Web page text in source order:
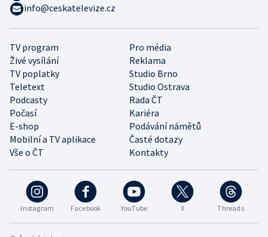
Instagram Facebook YouTube X Threads
TV program
Pro média
Živé vysílání
Reklama
TV poplatky
Studio Brno
Teletext
Studio Ostrava
Podcasty
Rada ČT
Počasí
Kariéra
E-shop
Podávání námětů
Mobilní a TV aplikace
Časté dotazy
Vše o ČT
Kontakty
info@ceskatelevize.cz